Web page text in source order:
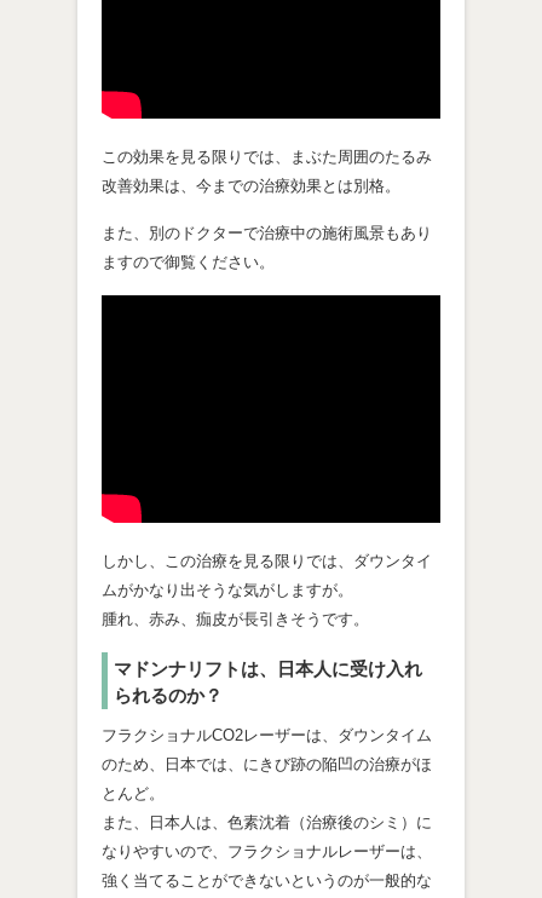
この効果を見る限りでは、まぶた周囲のたるみ
改善効果は、今までの治療効果とは別格。
また、別のドクターで治療中の施術風景もあり
ますので御覧ください。
しかし、この治療を見る限りでは、ダウンタイ
ムがかなり出そうな気がしますが。
腫れ、赤み、痂皮が長引きそうです。
マドンナリフトは、日本人に受け入れ
られるのか？
フラクショナルCO2レーザーは、ダウンタイム
のため、日本では、にきび跡の陥凹の治療がほ
とんど。
また、日本人は、色素沈着（治療後のシミ）に
なりやすいので、フラクショナルレーザーは、
強く当てることができないというのが一般的な